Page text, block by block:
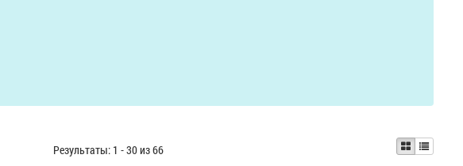
Результаты: 1 - 30 из 66